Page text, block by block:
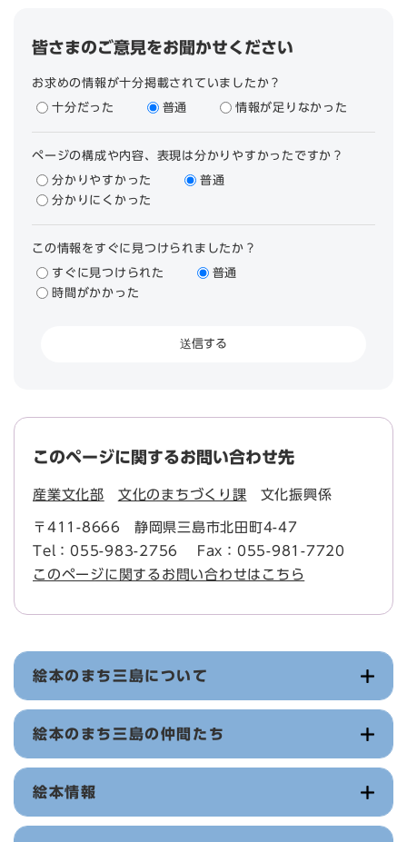
皆さまのご意見をお聞かせください
お求めの情報が十分掲載されていましたか？
十分だった 普通 情報が足りなかった
ページの構成や内容、表現は分かりやすかったですか？
分かりやすかった
普通
分かりにくかった
この情報をすぐに見つけられましたか？
すぐに見つけられた
普通
時間がかかった
このページに関するお問い合わせ先
産業文化部 文化のまちづくり課 文化振興係
〒411-8666
静岡県三島市北田町4-47
Tel：055-983-2756
Fax：055-981-7720
このページに関するお問い合わせはこちら
絵本のまち三島について
絵本のまち三島の仲間たち
絵本情報